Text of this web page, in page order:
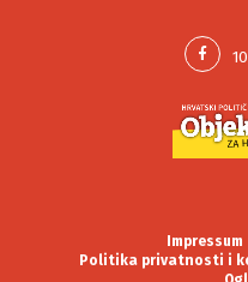
Impressum
Politika privatnosti i